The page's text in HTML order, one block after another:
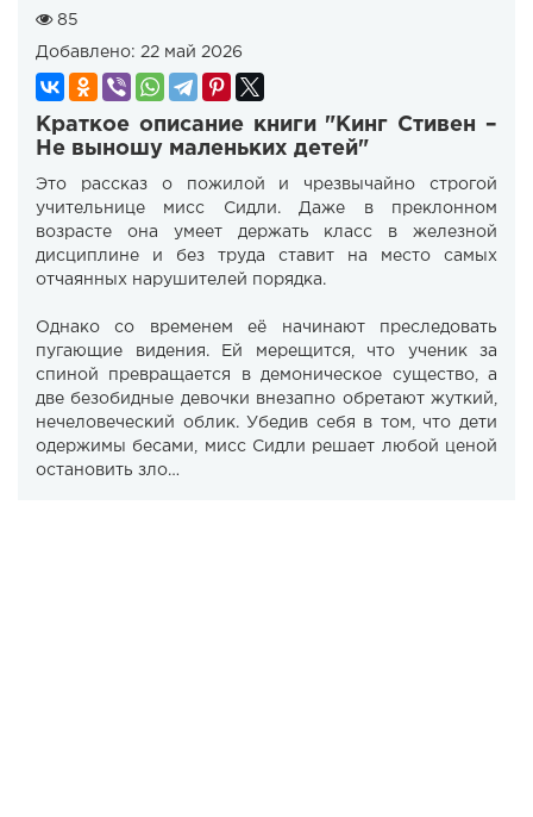
85
Добавлено: 22 май 2026
Краткое описание книги "Кинг Стивен –
Не выношу маленьких детей"
Это рассказ о пожилой и чрезвычайно строгой
учительнице мисс Сидли. Даже в преклонном
возрасте она умеет держать класс в железной
дисциплине и без труда ставит на место самых
отчаянных нарушителей порядка.
Однако со временем её начинают преследовать
пугающие видения. Ей мерещится, что ученик за
спиной превращается в демоническое существо, а
две безобидные девочки внезапно обретают жуткий,
нечеловеческий облик. Убедив себя в том, что дети
одержимы бесами, мисс Сидли решает любой ценой
остановить зло…